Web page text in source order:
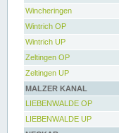
Wincheringen
Wintrich OP
Wintrich UP
Zeltingen OP
Zeltingen UP
MALZER KANAL
LIEBENWALDE OP
LIEBENWALDE UP